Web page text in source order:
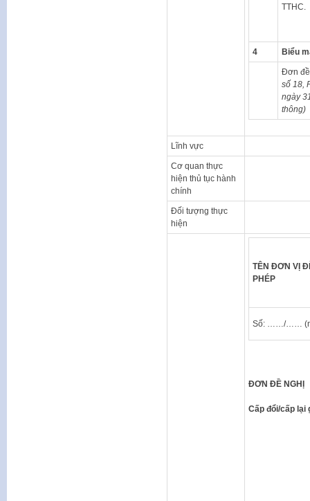
TTHC.
4 Biểu
Đơn đề
số 18,
ngày
thông)
Lĩnh vực
Cơ quan thực
hiện thủ tục hành
chính
Đối tượng thực
hiện
TÊN ĐƠN VỊ
PHÉP
Số: ……/……
ĐƠN ĐỀ NGHỊ
Cấp đổi/cấp lại